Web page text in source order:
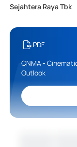
Sejahtera Raya Tbk
PDF
CNMA -
Outlook